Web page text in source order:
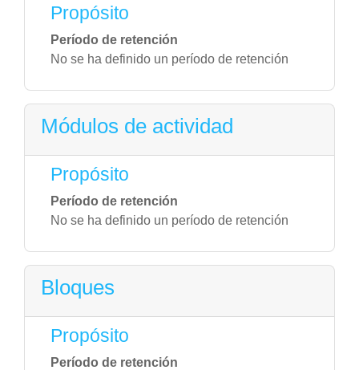
Propósito
Período de retención
No se ha definido un período de retención
Módulos de actividad
Propósito
Período de retención
No se ha definido un período de retención
Bloques
Propósito
Período de retención